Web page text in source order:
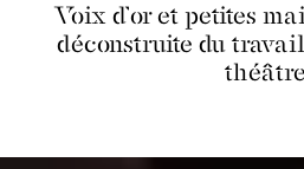
Voix d’or et petites
déconstruite du
théâtre